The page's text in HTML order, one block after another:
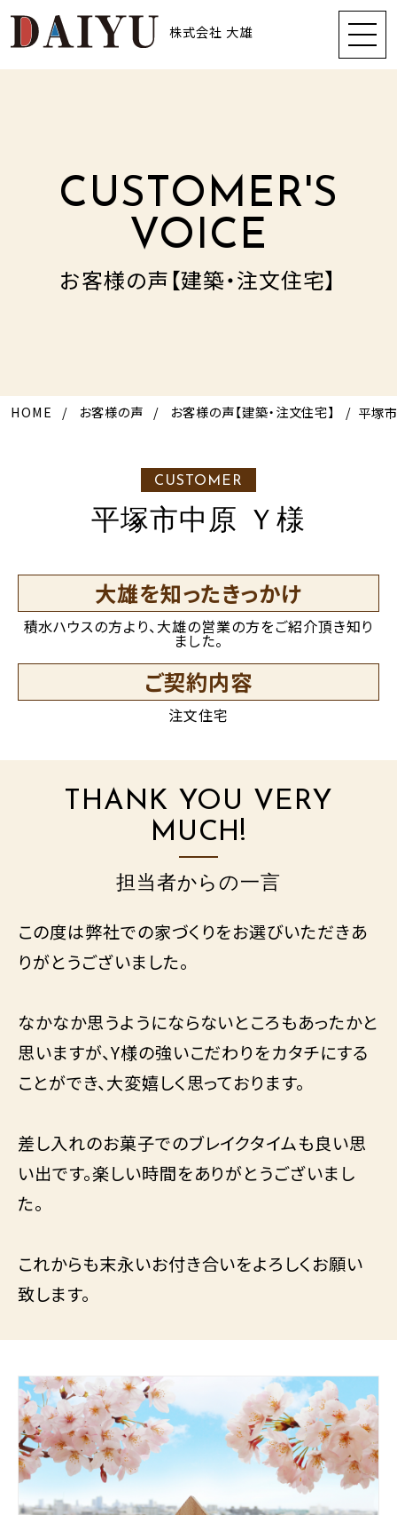
株式会社 大雄
CUSTOMER'S
VOICE
お客様の声【建築・注文住宅】
HOME お客様の声 お客様の声【建築・注文住宅】 平塚
CUSTOMER
平塚市中原 Ｙ様
大雄を知ったきっかけ
積水ハウスの方より、大雄の営業の方をご紹介頂き知り
ました。
ご契約内容
注文住宅
THANK YOU VERY
MUCH!
担当者からの一言
この度は弊社での家づくりをお選びいただきあ
りがとうございました。
なかなか思うようにならないところもあったかと
思いますが、Y様の強いこだわりをカタチにする
ことができ、大変嬉しく思っております。
差し入れのお菓子でのブレイクタイムも良い思
い出です。楽しい時間をありがとうございまし
た。
これからも末永いお付き合いをよろしくお願い
致します。